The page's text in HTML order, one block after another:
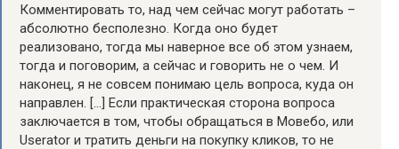
Комментировать то, над чем сейчас могут работать –
абсолютно бесполезно. Когда оно будет
реализовано, тогда мы наверное все об этом узнаем,
тогда и поговорим, а сейчас и говорить не о чем. И
наконец, я не совсем понимаю цель вопроса, куда он
направлен. […] Если практическая сторона вопроса
заключается в том, чтобы обращаться в Мовебо, или
Userator и тратить деньги на покупку кликов, то не